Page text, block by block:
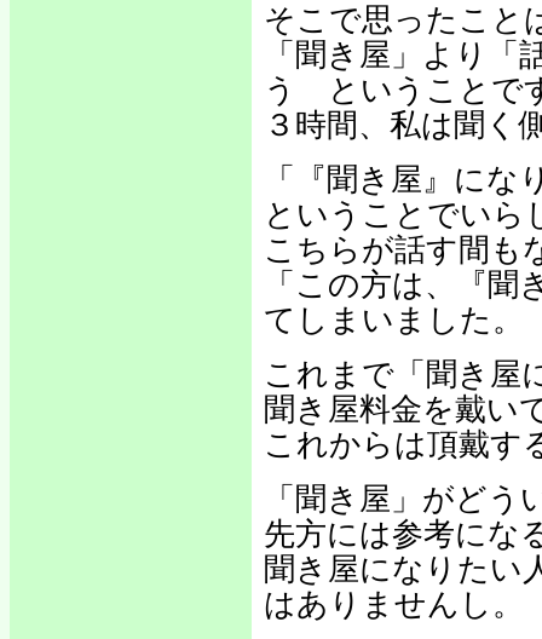
そこで思ったこと
「聞き屋」より
う ということで
３時間、私は聞く
「『聞き屋』に
ということでいら
こちらが話す間も
「この方は、『
てしまいました。
これまで「聞き屋
聞き屋料金を戴い
これからは頂戴す
「聞き屋」がど
先方には参考にな
聞き屋になりたい
はありませんし。